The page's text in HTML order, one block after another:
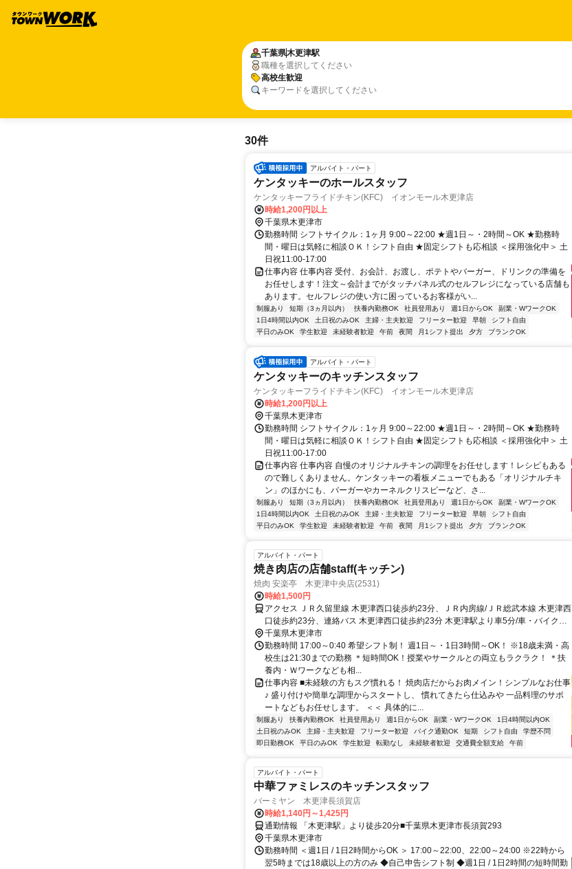
千葉県木更津駅
職種を選択してください
高校生歓迎
キーワードを選択してください
30件
アルバイト・パート
ケンタッキーのホールスタッフ
ケンタッキーフライドチキン(KFC) イオンモール木更津店
時給1,200円以上
千葉県木更津市
勤務時間 シフトサイクル：1ヶ月 9:00～22:00 ★週1日～・2時間～OK ★勤務時
間・曜日は気軽に相談ＯＫ！シフト自由 ★固定シフトも応相談 ＜採用強化中＞ 土
日祝11:00-17:00
仕事内容 仕事内容 受付、お会計、お渡し、ポテトやバーガー、ドリンクの準備を
お任せします！注文～会計までがタッチパネル式のセルフレジになっている店舗も
あります。セルフレジの使い方に困っているお客様がい...
制服あり 短期（3ヵ月以内） 扶養内勤務OK 社員登用あり 週1日からOK
副業・WワークOK
1日4時間以内OK
土日祝のみOK 主婦・主夫歓迎 フリーター歓迎 早朝
シフト自由
平日のみOK
学生歓迎 未経験者歓迎 午前 夜間 月1シフト提出 夕方 ブランクOK
アルバイト・パート
ケンタッキーのキッチンスタッフ
ケンタッキーフライドチキン(KFC) イオンモール木更津店
時給1,200円以上
千葉県木更津市
勤務時間 シフトサイクル：1ヶ月 9:00～22:00 ★週1日～・2時間～OK ★勤務時
間・曜日は気軽に相談ＯＫ！シフト自由 ★固定シフトも応相談 ＜採用強化中＞ 土
日祝11:00-17:00
仕事内容 仕事内容 自慢のオリジナルチキンの調理をお任せします！レシピもある
ので難しくありません。ケンタッキーの看板メニューでもある「オリジナルチキ
ン」のほかにも、バーガーやカーネルクリスピーなど、さ...
制服あり 短期（3ヵ月以内） 扶養内勤務OK 社員登用あり 週1日からOK
副業・WワークOK
1日4時間以内OK
土日祝のみOK 主婦・主夫歓迎 フリーター歓迎 早朝
シフト自由
平日のみOK
学生歓迎 未経験者歓迎 午前 夜間 月1シフト提出 夕方 ブランクOK
アルバイト・パート
焼き肉店の店舗staff(キッチン)
焼肉 安楽亭 木更津中央店(2531)
時給1,500円
アクセス ＪＲ久留里線 木更津西口徒歩約23分、ＪＲ内房線/ＪＲ総武本線 木更津西
口徒歩約23分、連絡バス 木更津西口徒歩約23分 木更津駅より車5分/車・バイク通
勤OK！
千葉県木更津市
勤務時間 17:00～0:40 希望シフト制！ 週1日～・1日3時間～OK！ ※18歳未満・高
校生は21:30までの勤務 ＊短時間OK！授業やサークルとの両立もラクラク！ ＊扶
養内・Ｗワークなども相...
仕事内容 ■未経験の方もスグ慣れる！ 焼肉店だからお肉メイン！シンプルなお仕事
♪ 盛り付けや簡単な調理からスタートし、 慣れてきたら仕込みや 一品料理のサポ
ートなどもお任せします。 ＜＜ 具体的に...
制服あり 扶養内勤務OK 社員登用あり 週1日からOK 副業・WワークOK
1日4時間以内OK
土日祝のみOK
主婦・主夫歓迎 フリーター歓迎 バイク通勤OK 短期 シフト自由
学歴不問
即日勤務OK
平日のみOK 学生歓迎 転勤なし 未経験者歓迎 交通費全額支給 午前
アルバイト・パート
中華ファミレスのキッチンスタッフ
バーミヤン 木更津長須賀店
時給1,140円～1,425円
通勤情報 「木更津駅」より徒歩20分■千葉県木更津市長須賀293
千葉県木更津市
勤務時間 ＜週1日 / 1日2時間からOK ＞ 17:00～22:00、22:00～24:00 ※22時から
翌5時までは18歳以上の方のみ ◆自己申告シフト制 ◆週1日 / 1日2時間の短時間勤